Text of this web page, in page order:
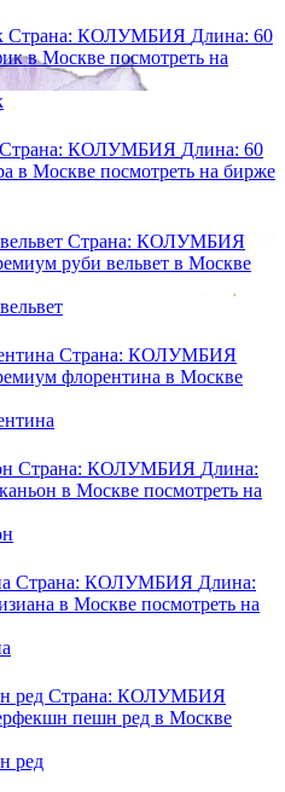
Страна: КОЛУМБИЯ Длина: 60
посмотреть на
Страна: КОЛУМБИЯ Длина: 60
посмотреть на бирже
Страна: КОЛУМБИЯ
Страна: КОЛУМБИЯ
Страна: КОЛУМБИЯ Длина:
посмотреть на
Страна: КОЛУМБИЯ Длина:
посмотреть на
ред Страна: КОЛУМБИЯ
ред